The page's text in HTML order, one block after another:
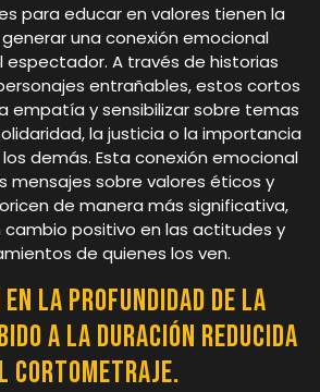
para educar en valores tienen la
una conexión emocional
espectador. A través de historias
entrañables, estos cortos
empatía y sensibilizar sobre temas
la justicia o la importancia
demás. Esta conexión emocional
mensajes sobre valores éticos y
de manera más significativa,
cambio positivo en las actitudes y
de quienes los ven.
la profundidad de la
a la duración reducida
cortometraje.